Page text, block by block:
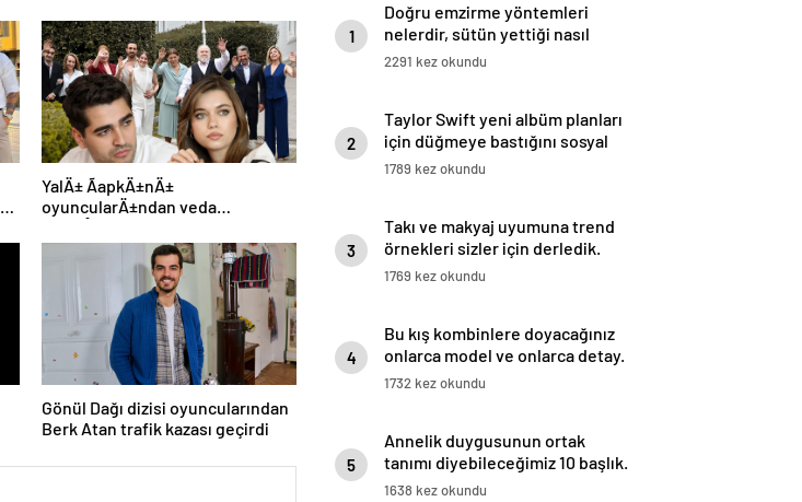
YalÄ± ÃapkÄ±nÄ±
oyuncularÄ±ndan veda
Gönül Dağı dizisi oyuncularından
Berk Atan trafik kazası geçirdi
1
Doğru emzirme yöntemleri
nelerdir, sütün yettiği nasıl
anlaşılır?
2291 kez okundu
2
Taylor Swift yeni albüm planları
için düğmeye bastığını sosyal
medyadan duyurdu!
1789 kez okundu
3
Takı ve makyaj uyumuna trend
örnekleri sizler için derledik.
1769 kez okundu
4
Bu kış kombinlere doyacağınız
onlarca model ve onlarca detay.
1732 kez okundu
5
Annelik duygusunun ortak
tanımı diyebileceğimiz 10 başlık.
1638 kez okundu